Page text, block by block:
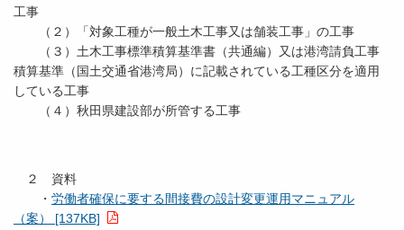
工事
（２）「対象工種が一般土木工事又は舗装工事」の工事
（３）土木工事標準積算基準書（共通編）又は港湾請負工事
積算基準（国土交通省港湾局）に記載されている工種区分を適用
している工事
（４）秋田県建設部が所管する工事
２ 資料
・ 労働者確保に要する間接費の設計変更運用マニュアル
（案） [137KB]